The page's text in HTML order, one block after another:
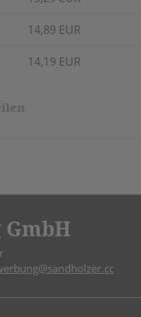
14,89 EUR
14,19 EUR